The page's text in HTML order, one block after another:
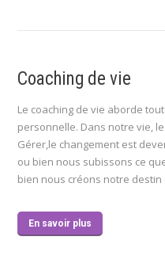
Coaching de vie
Le coaching de vie aborde
personnelle. Dans notre vie,
Gérer,le changement est
ou bien nous subissons ce
bien nous créons notre
En savoir plus